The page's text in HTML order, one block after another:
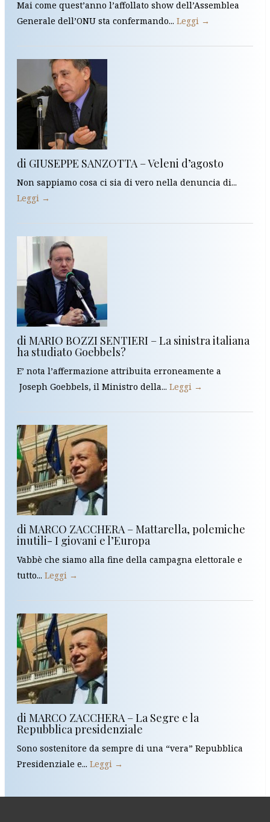
Mai come quest’anno l’affollato show dell’Assemblea
Generale dell’ONU sta confermando... Leggi →
di GIUSEPPE SANZOTTA – Veleni d’agosto
Non sappiamo cosa ci sia di vero nella denuncia di...
Leggi →
di MARIO BOZZI SENTIERI – La sinistra italiana
ha studiato Goebbels?
E’ nota l’affermazione attribuita erroneamente a
Joseph Goebbels, il Ministro della... Leggi →
di MARCO ZACCHERA – Mattarella, polemiche
inutili- I giovani e l’Europa
Vabbè che siamo alla fine della campagna elettorale e
tutto... Leggi →
di MARCO ZACCHERA – La Segre e la
Repubblica presidenziale
Sono sostenitore da sempre di una “vera” Repubblica
Presidenziale e... Leggi →